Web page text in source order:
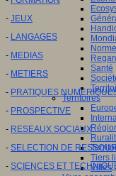
Santé
Territoires
Tiers
Villes
- JEUX
- LANGAGES
- MEDIAS
- METIERS
- PRATIQUES
- PROSPECTIVE
- RESEAUX SOCIAUX
- SELECTION DE
- SCIENCES ET